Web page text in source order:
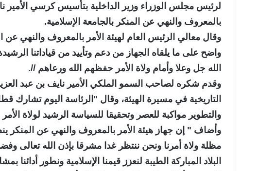
لرئيس مجلس الوزراء وزير الداخلية بتأسيس كرسي الأمير
بالمعروف والنهي عن المنكر بالجامعة الإسلامية.
وقال معالي الرئيس العام لهيئة الأمر بالمعروف والنهي عن
واضح على ما يلقاه الجهاز من دعم وتأييد من قياداتنا
الله جل وعلا وأمام ولاة الأمر حفظهم الله ورعاهم //.
وقدم شكره لصاحب السمو الملكي الأمير نايف بن عبد
التاريخية في مسيرة الهيئة، وقال "الرئاسة اليوم تشارك
والتطوير مواكبة للعصر وتحقيقا للسياسة الرشيد لولاة
وأضاف " إن جهاز هيئة الأمر بالمعروف والنهي عن المنكر
مظلة ولاة أمرنا ونحن ننتظر غدا مشرقا بإذن الله تعالى
البلاد المباركة الطيبة لنعزز قيمنا الإسلامية ونطور أدائنا